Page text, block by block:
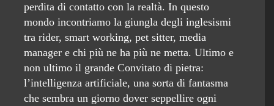
perdita di contatto con la realtà. In questo
mondo incontriamo la giungla degli inglesismi
tra rider, smart working, pet sitter, media
manager e chi più ne ha più ne metta. Ultimo e
non ultimo il grande Convitato di pietra:
l’intelligenza artificiale, una sorta di fantasma
che sembra un giorno dover seppellire ogni